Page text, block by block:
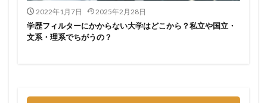
2022年1月7日 2025年2月28日
学歴フィルターにかからない大学はどこから？私立や国立・
文系・理系でちがうの？
どんな仕事が向いている
とりあえず
高卒